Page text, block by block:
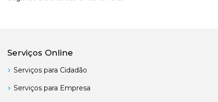
Serviços Online
Serviços para Cidadão
Serviços para Empresa